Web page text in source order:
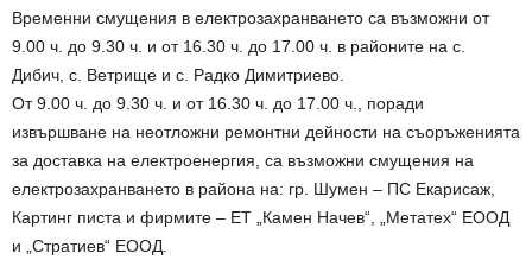
Временни смущения в електрозахранването са възможни от
9.00 ч. до 9.30 ч. и от 16.30 ч. до 17.00 ч. в районите на с.
Дибич, с. Ветрище и с. Радко Димитриево.
От 9.00 ч. до 9.30 ч. и от 16.30 ч. до 17.00 ч., поради
извършване на неотложни ремонтни дейности на съоръженията
за доставка на електроенергия, са възможни смущения на
електрозахранването в района на: гр. Шумен – ПС Екарисаж,
Картинг писта и фирмите – ЕТ „Камен Начев“, „Метатех“ ЕООД
и „Стратиев“ ЕООД.